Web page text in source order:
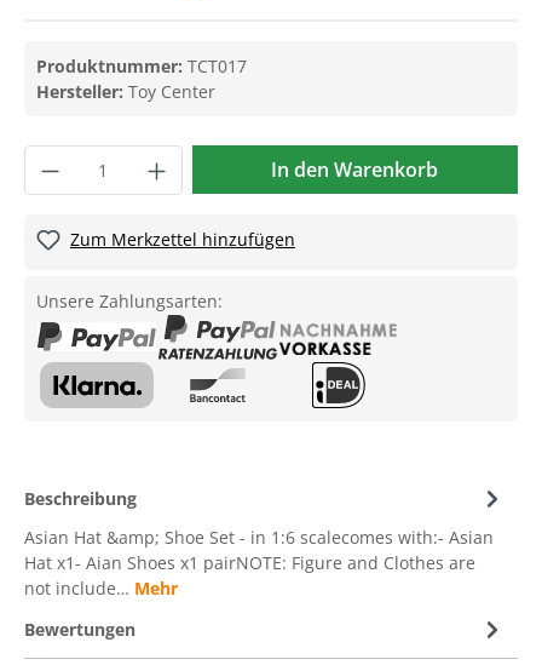
Produktnummer: TCT017
Hersteller: Toy Center
In den Warenkorb
Zum Merkzettel hinzufügen
Unsere Zahlungsarten:
Beschreibung
Asian Hat &amp; Shoe Set - in 1:6 scalecomes with:- Asian
Hat x1- Aian Shoes x1 pairNOTE: Figure and Clothes are
not include… Mehr
Bewertungen